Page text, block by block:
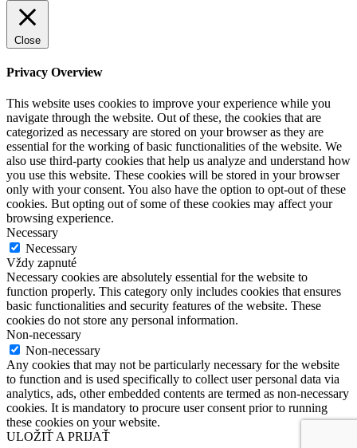
Close
Privacy Overview
This website uses cookies to improve your experience while you
navigate through the website. Out of these, the cookies that are
categorized as necessary are stored on your browser as they are
essential for the working of basic functionalities of the website. We
also use third-party cookies that help us analyze and understand how
you use this website. These cookies will be stored in your browser
only with your consent. You also have the option to opt-out of these
cookies. But opting out of some of these cookies may affect your
browsing experience.
Necessary
Necessary
Vždy zapnuté
Necessary cookies are absolutely essential for the website to
function properly. This category only includes cookies that ensures
basic functionalities and security features of the website. These
cookies do not store any personal information.
Non-necessary
Non-necessary
Any cookies that may not be particularly necessary for the website
to function and is used specifically to collect user personal data via
analytics, ads, other embedded contents are termed as non-necessary
cookies. It is mandatory to procure user consent prior to running
these cookies on your website.
ULOŽIŤ A PRIJAŤ